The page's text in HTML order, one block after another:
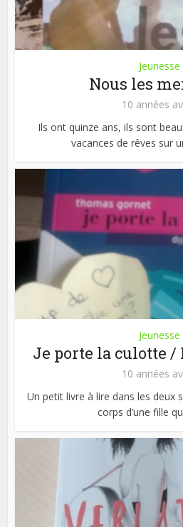
Jeunesse
Nous les
10 années
Ils ont quinze ans, ils sont
vacances de rêves sur
Jeunesse
Je porte la culotte /
10 années
Un petit livre à lire dans les deux
corps d’une fille